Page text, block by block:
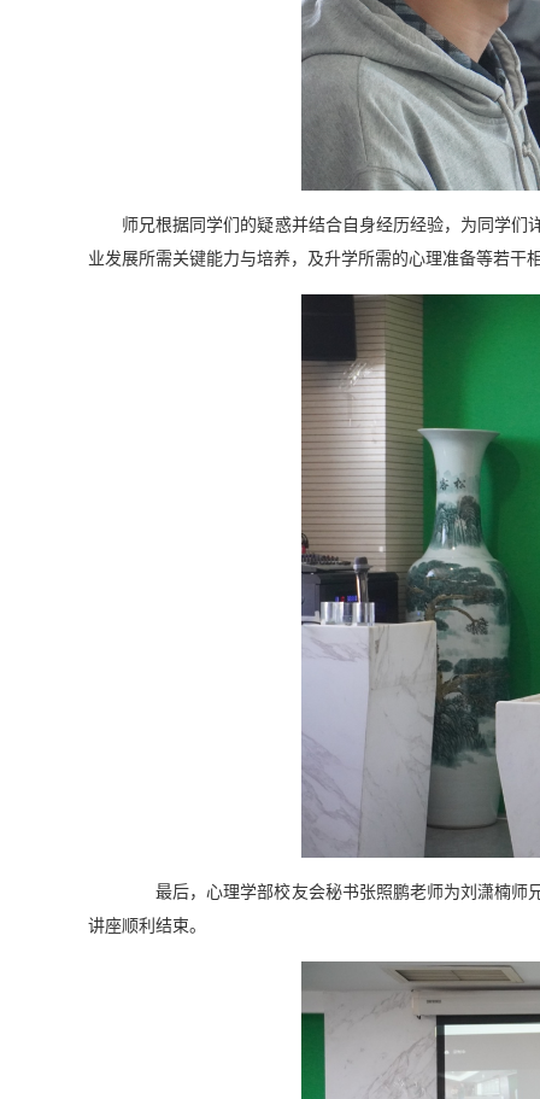
师兄根据 同学们的疑惑并结合自身经历经验，为同学
业发展所需关键能力与培养， 及升学所需的心理准备等若干
最后，心理学部校友会秘书张照鹏老师为刘潇楠师
讲座顺利结束。